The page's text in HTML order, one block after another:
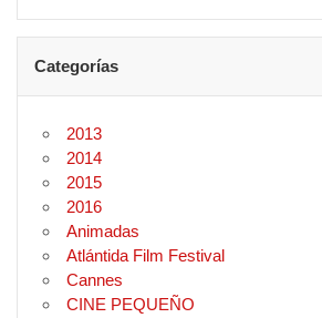
Categorías
2013
2014
2015
2016
Animadas
Atlántida Film Festival
Cannes
CINE PEQUEÑO